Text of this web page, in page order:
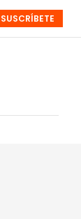
EVENTOS
SUSCRÍBETE